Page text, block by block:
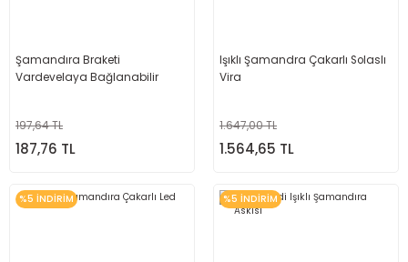
Şamandıra Braketi
Vardevelaya Bağlanabilir
197,64 TL
187,76 TL
Işıklı Şamandra Çakarlı Solaslı
Vira
1.647,00 TL
1.564,65 TL
%5 İNDİRİM %5 İNDİRİM